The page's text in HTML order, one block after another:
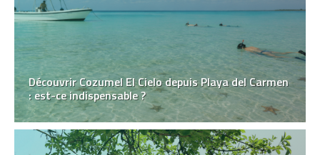
Découvrir Cozumel El Cielo depuis Playa del Carmen
: est-ce indispensable ?